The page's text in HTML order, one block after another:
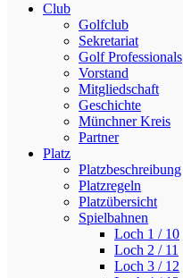
Club
Golfclub
Sekretariat
Golf Professionals
Vorstand
Mitgliedschaft
Geschichte
Münchner Kreis
Partner
Platz
Platzbeschreibung
Platzregeln
Platzübersicht
Spielbahnen
Loch 1 / 10
Loch 2 / 11
Loch 3 / 12